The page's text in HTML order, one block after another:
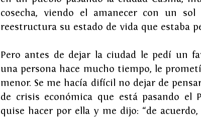
cosecha, viendo el amanecer con un
reestructura su estado de vida que estaba
Pero antes de dejar la ciudad le pedí un
una persona hace mucho tiempo, le
menor. Se me hacía difícil no dejar de
de crisis económica que está pasando
quise hacer por ella y me dijo: “de